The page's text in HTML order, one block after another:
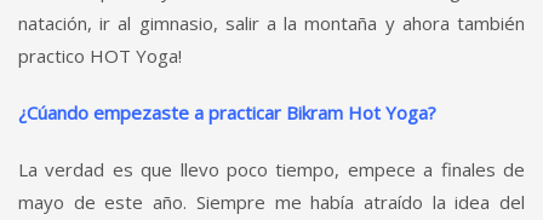
natación, ir al gimnasio, salir a la montaña y ahora también
practico HOT Yoga!
¿Cúando empezaste a practicar Bikram Hot Yoga?
La verdad es que llevo poco tiempo, empece a finales de
mayo de este año. Siempre me había atraído la idea del